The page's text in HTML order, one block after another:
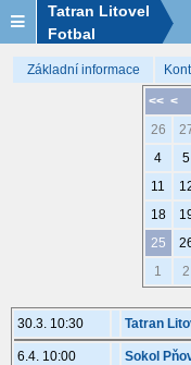
Tatran Litovel
Fotbal
Základní informace
<< <
26
4
5
11
18
25
1
2
30.3. 10:30 Tatran
6.4. 10:00 Sokol